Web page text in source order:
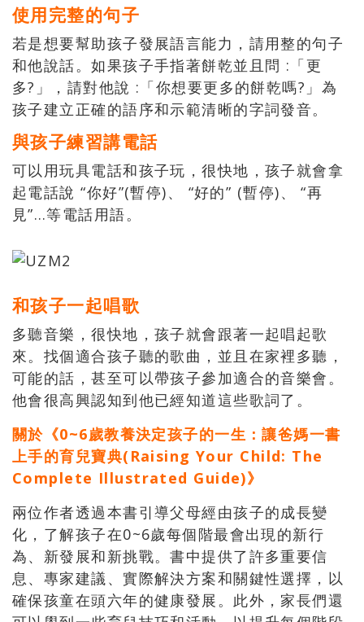
使用完整的句子
若是想要幫助孩子發展語言能力，請用整的句子
和他說話。如果孩子手指著餅乾並且問 :「更
多?」，請對他說 :「你想要更多的餅乾嗎?」為
孩子建立正確的語序和示範清晰的字詞發音。
與孩子練習講電話
可以用玩具電話和孩子玩，很快地，孩子就會拿
起電話說 “你好”(暫停)、 “好的” (暫停)、 “再
見”…等電話用語。
和孩子一起唱歌
多聽音樂，很快地，孩子就會跟著一起唱起歌
來。找個適合孩子聽的歌曲，並且在家裡多聽，
可能的話，甚至可以帶孩子參加適合的音樂會。
他會很高興認知到他已經知道這些歌詞了。
關於《0~6歲教養決定孩子的一生：讓爸媽一書
上手的育兒寶典(Raising Your Child: The
Complete Illustrated Guide)》
兩位作者透過本書引導父母經由孩子的成長變
化，了解孩子在0~6歲每個階最會出現的新行
為、新發展和新挑戰。書中提供了許多重要信
息、專家建議、實際解決方案和關鍵性選擇，以
確保孩童在頭六年的健康發展。此外，家長們還